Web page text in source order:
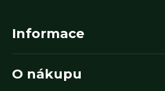
Informace
O nákupu